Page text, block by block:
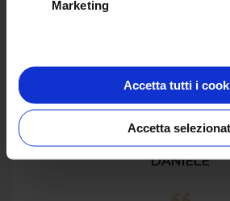
Marketing
Accetta tutti i
Accetta
DANIELE